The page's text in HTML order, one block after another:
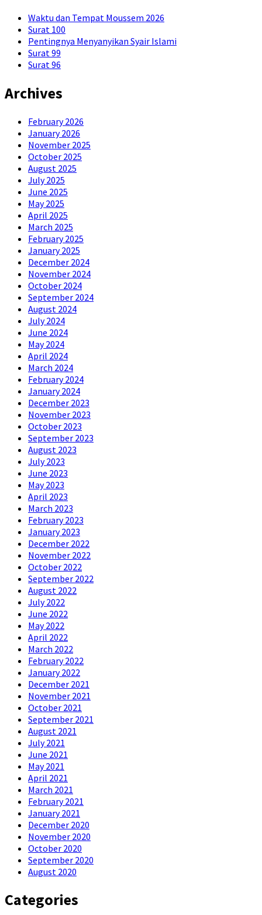
Waktu dan Tempat Moussem 2026
Surat 100
Pentingnya Menyanyikan Syair Islami
Surat 99
Surat 96
Archives
February 2026
January 2026
November 2025
October 2025
August 2025
July 2025
June 2025
May 2025
April 2025
March 2025
February 2025
January 2025
December 2024
November 2024
October 2024
September 2024
August 2024
July 2024
June 2024
May 2024
April 2024
March 2024
February 2024
January 2024
December 2023
November 2023
October 2023
September 2023
August 2023
July 2023
June 2023
May 2023
April 2023
March 2023
February 2023
January 2023
December 2022
November 2022
October 2022
September 2022
August 2022
July 2022
June 2022
May 2022
April 2022
March 2022
February 2022
January 2022
December 2021
November 2021
October 2021
September 2021
August 2021
July 2021
June 2021
May 2021
April 2021
March 2021
February 2021
January 2021
December 2020
November 2020
October 2020
September 2020
August 2020
Categories